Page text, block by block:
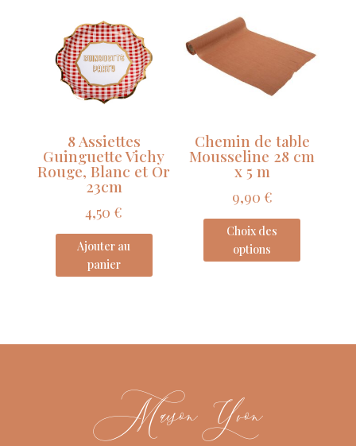
8 Assiettes
Guinguette Vichy
Rouge, Blanc et Or
23cm
4,50 €
Ajouter au
panier
Chemin de table
Mousseline 28 cm
x 5 m
9,90 €
Choix des
options
Maison Yvon